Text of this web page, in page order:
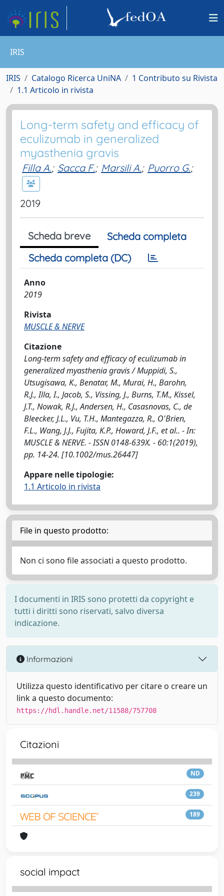
IRIS
IRIS Catalogo Ricerca UniNA
1 Contributo su Rivista
1.1 Articolo in rivista
Long-term safety and efficacy of
eculizumab in generalized
myasthenia gravis
Filla A.; Sacca F.; Marsili A.; Puorro G.;
2019
Scheda breve
Scheda completa
Scheda completa (DC)
Anno
2019
Rivista
MUSCLE & NERVE
Citazione
Long-term safety and efficacy of eculizumab in
generalized myasthenia gravis / Muppidi, S.,
Utsugisawa, K., Benatar, M., Murai, H., Barohn,
R.J., Illa, I., Jacob, S., Vissing, J., Burns, T.M., Kissel,
J.T., Nowak, R.J., Andersen, H., Casasnovas, C., de
Bleecker, J.L., Vu, T.H., Mantegazza, R., O'Brien,
F.L., Wang, J.J., Fujita, K.P., Howard, J.F., et al.. - In:
MUSCLE & NERVE. - ISSN 0148-639X. - 60:1(2019),
pp. 14-24. [10.1002/mus.26447]
Appare nelle tipologie:
1.1 Articolo in rivista
File in questo prodotto:
Non ci sono file associati a questo prodotto.
I documenti in IRIS sono protetti da copyright e
tutti i diritti sono riservati, salvo diversa
indicazione.
Informazioni
Utilizza questo identificativo per citare o creare un
link a questo documento:
https://hdl.handle.net/11588/757708
Citazioni
ND
239
189
social impact